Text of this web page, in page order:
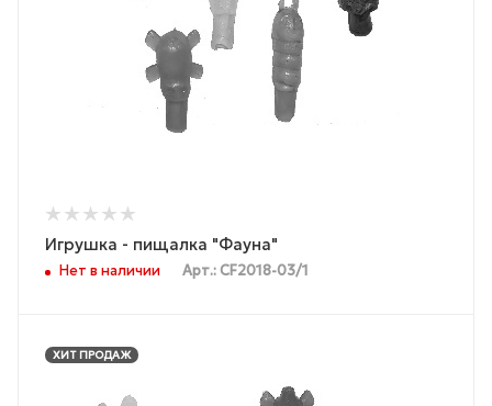
Игрушка - пищалка "Фауна"
Нет в наличии Арт.: CF2018-03/1
ХИТ ПРОДАЖ